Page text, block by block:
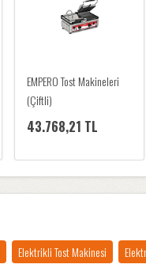
EMPERO Tost Makineleri
(Çiftli)
43.768,21 TL
Elektrikli Tost Makinesi